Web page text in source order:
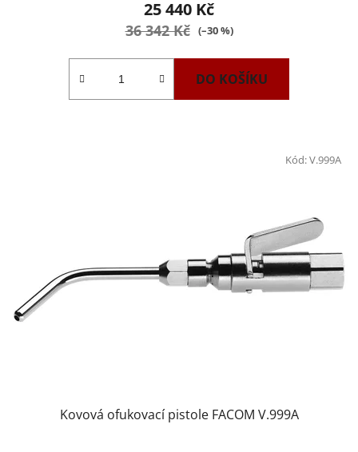
25 440 Kč
36 342 Kč (–30 %)
DO KOŠÍKU
Kovová ofukovací pistole FACOM V.999A
Kód:V.999A